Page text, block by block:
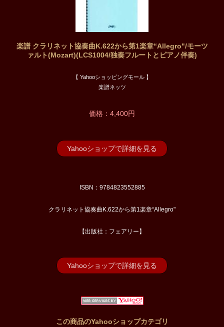
楽譜 クラリネット協奏曲K.622から第1楽章“Allegro"/モーツ
ァルト(Mozart)(LCS1004/独奏フルートとピアノ伴奏)
【 Yahooショッピングモール 】
楽譜ネッツ
価格：4,400円
Yahooショップで詳細を見る
ISBN：9784823552885
クラリネット協奏曲K.622から第1楽章“Allegro"
【出版社：フェアリー】
Yahooショップで詳細を見る
この商品のYahooショップカテゴリ